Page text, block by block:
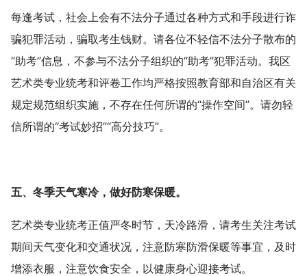
每逢考试，社会上会有不法分子通过各种方式和手段进行诈
骗犯罪活动，骗取考生钱财。请各位不轻信不法分子散布的
“助考”信息，不参与不法分子组织的“助考”犯罪活动。我区
艺术类专业统考和评卷工作均严格按照教育部和自治区有关
规定规范组织实施，不存在任何所谓的“操作空间”。请勿轻
信所谓的“考试妙招”“高分技巧”。
五、冬季天气寒冷，做好防寒保暖。
艺术类专业统考正值严冬时节，天冷路滑，请考生关注考试
期间天气变化和交通状况，注意防寒防滑保暖等事宜，及时
增添衣服，注意饮食安全，以健康身心迎接考试。